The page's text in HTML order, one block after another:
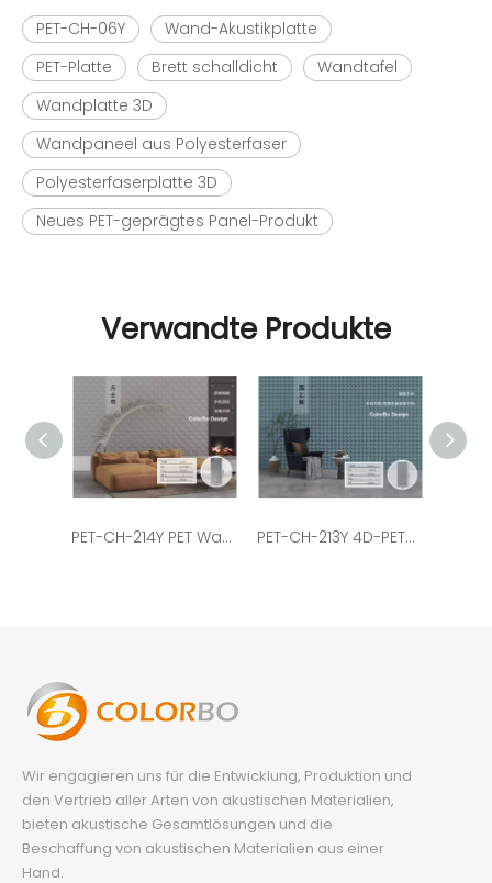
PET-CH-06Y
Wand-Akustikplatte
PET-Platte
Brett schalldicht
Wandtafel
Wandplatte 3D
Wandpaneel aus Polyesterfaser
Polyesterfaserplatte 3D
Neues PET-geprägtes Panel-Produkt
Verwandte Produkte
PET-CH-214Y PET Wave Acoustic Panel Geprägtes Panel Sound Acoustic Panel PET-CH-213Y 4D-PET-Wellen-Akustikplatte, geprägte Platte, schallabsorbierende Platte
Wir engagieren uns für die Entwicklung, Produktion und
den Vertrieb aller Arten von akustischen Materialien,
bieten akustische Gesamtlösungen und die
Beschaffung von akustischen Materialien aus einer
Hand.